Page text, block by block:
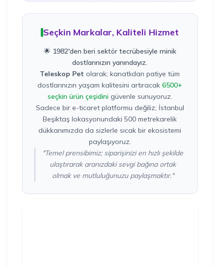
Seçkin Markalar, Kaliteli Hizmet
🌟 1982'den beri sektör tecrübesiyle minik
dostlarınızın yanındayız.
Teleskop Pet olarak; kanatlıdan patiye tüm
dostlarınızın yaşam kalitesini artıracak6500+
seçkin ürün çeşidinigüvenle sunuyoruz.
Sadece bir e-ticaret platformu değiliz; İstanbul
Beşiktaş lokasyonundaki 500 metrekarelik
dükkanımızda da sizlerle sıcak bir ekosistemi
paylaşıyoruz.
"Temel prensibimiz; siparişinizi en hızlı şekilde
ulaştırarak aranızdaki sevgi bağına ortak
olmak ve mutluluğunuzu paylaşmaktır."